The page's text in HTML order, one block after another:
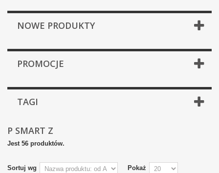
NOWE PRODUKTY
PROMOCJE
TAGI
P SMART Z
Jest 56 produktów.
Sortuj wg
Pokaż